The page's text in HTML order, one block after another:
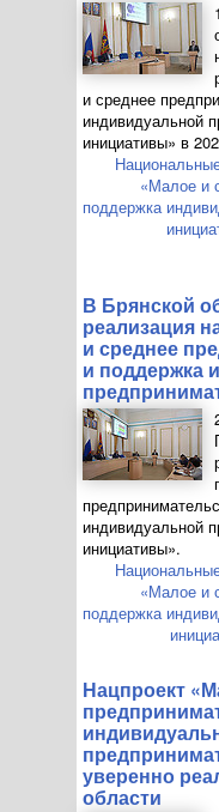
и среднее
индивидуальной
инициативы» в
«Малое и
поддержка
В Брянской
реализация
и среднее
и поддержка
индивидуальной
инициативы».
«Малое и
поддержка
Нацпроект
уверенно
области